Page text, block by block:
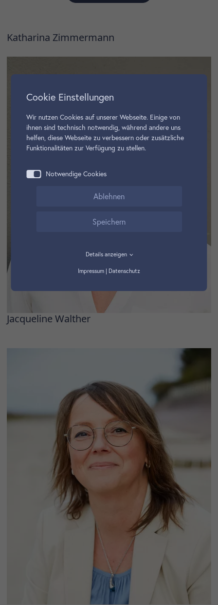
Katharina Zimmermann
Jacqueline Walther
Cookie Einstellungen
Wir nutzen Cookies auf unserer Webseite. Einige von
ihnen sind technisch notwendig, während andere uns
helfen, diese Webseite zu verbessern oder zusätzliche
Funktionalitäten zur Verfügung zu stellen.
Notwendige Cookies
Ablehnen
Speichern
Details anzeigen
Impressum | Datenschutz